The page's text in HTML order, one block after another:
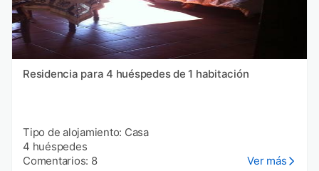
Residencia para 4 huéspedes de 1 habitación
Tipo de alojamiento: Casa
4 huéspedes
Comentarios: 8
Ver más